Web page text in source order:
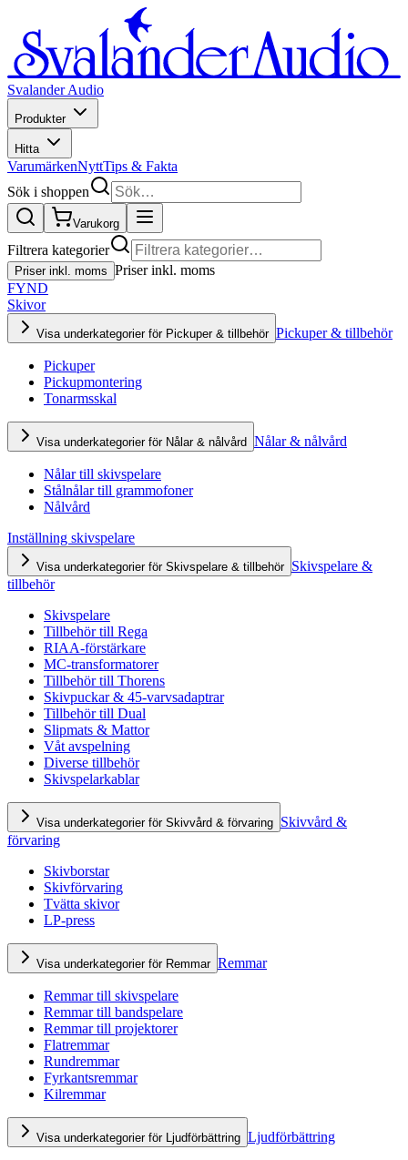
Svalander Audio
Produkter
Hitta
VarumärkenNyttTips & Fakta
Sök i shoppen
Varukorg
Filtrera kategorier
Priser inkl. moms Priser inkl. moms
FYND
Skivor
Visa underkategorier för Pickuper & tillbehör Pickuper & tillbehör
Pickuper
Pickupmontering
Tonarmsskal
Visa underkategorier för Nålar & nålvård Nålar & nålvård
Nålar till skivspelare
Stålnålar till grammofoner
Nålvård
Inställning skivspelare
Visa underkategorier för Skivspelare & tillbehör Skivspelare &
tillbehör
Skivspelare
Tillbehör till Rega
RIAA-förstärkare
MC-transformatorer
Tillbehör till Thorens
Skivpuckar & 45-varvsadaptrar
Tillbehör till Dual
Slipmats & Mattor
Våt avspelning
Diverse tillbehör
Skivspelarkablar
Visa underkategorier för Skivvård & förvaring Skivvård &
förvaring
Skivborstar
Skivförvaring
Tvätta skivor
LP-press
Visa underkategorier för Remmar Remmar
Remmar till skivspelare
Remmar till bandspelare
Remmar till projektorer
Flatremmar
Rundremmar
Fyrkantsremmar
Kilremmar
Visa underkategorier för Ljudförbättring Ljudförbättring